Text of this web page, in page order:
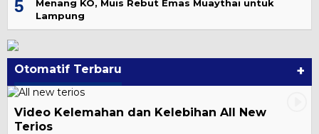
5
Menang KO, Muis Rebut Emas Muaythai untuk
Lampung
Otomatif Terbaru +
Video Kelemahan dan Kelebihan All New
Terios